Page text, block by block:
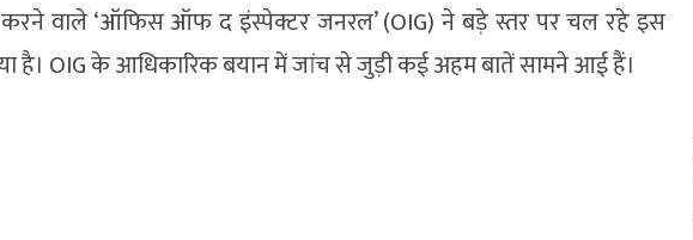
वाले ‘ऑफिस ऑफ द इंस्पेक्टर जनरल’ (OIG) ने बड़े स्तर पर चल रहे इस
है। OIG के आधिकारिक बयान में जांच से जुड़ी कई अहम बातें सामने आई हैं।